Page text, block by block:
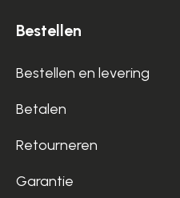
Bestellen
Bestellen en levering
Betalen
Retourneren
Garantie